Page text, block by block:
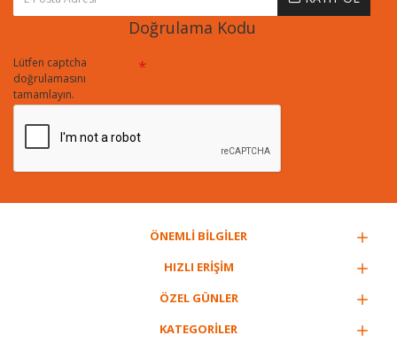
Doğrulama Kodu
Lütfen captcha
doğrulamasını
tamamlayın.
ÖNEMLİ BİLGİLER
HIZLI ERİŞİM
ÖZEL GÜNLER
KATEGORİLER